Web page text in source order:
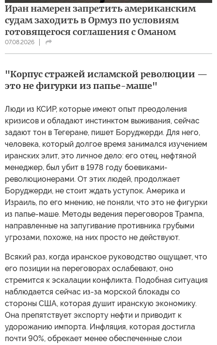
Иран намерен запретить американским
судам заходить в Ормуз по условиям
готовящегося соглашения с Оманом
07.08.2026
"Корпус стражей исламской революции —
это не фигурки из папье-маше"
Люди из КСИР, которые имеют опыт преодоления
кризисов и обладают инстинктом выживания, сейчас
задают тон в Тегеране, пишет Боруджерди. Для него,
человека, который долгое время занимался изучением
иранских элит, это личное дело: его отец, нефтяной
менеджер, был убит в 1978 году боевиками-
революционерами. От этих людей, продолжает
Боруджерди, не стоит ждать уступок. Америка и
Израиль, по его мнению, не поняли, что это не фигурки
из папье-маше. Методы ведения переговоров Трампа,
направленные на запугивание противника грубыми
угрозами, похоже, на них просто не действуют.
Всякий раз, когда иранское руководство ощущает, что
его позиции на переговорах ослабевают, оно
стремится к эскалации конфликта. Подобная ситуация
наблюдается сейчас из-за морской блокады со
стороны США, которая душит иранскую экономику.
Она препятствует экспорту нефти и приводит к
удорожанию импорта. Инфляция, которая достигла
почти 90%, обрекает менее обеспеченные слои